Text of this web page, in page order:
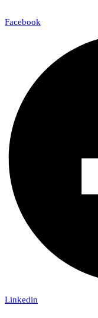
Facebook
Linkedin